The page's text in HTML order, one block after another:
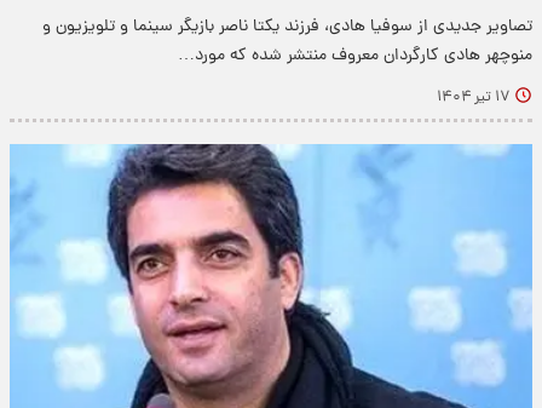
تصاویر جدیدی از سوفیا هادی، فرزند یکتا ناصر بازیگر سینما و تلویزیون و
منوچهر هادی کارگردان معروف منتشر شده که مورد…
۱۷ تیر ۱۴۰۴